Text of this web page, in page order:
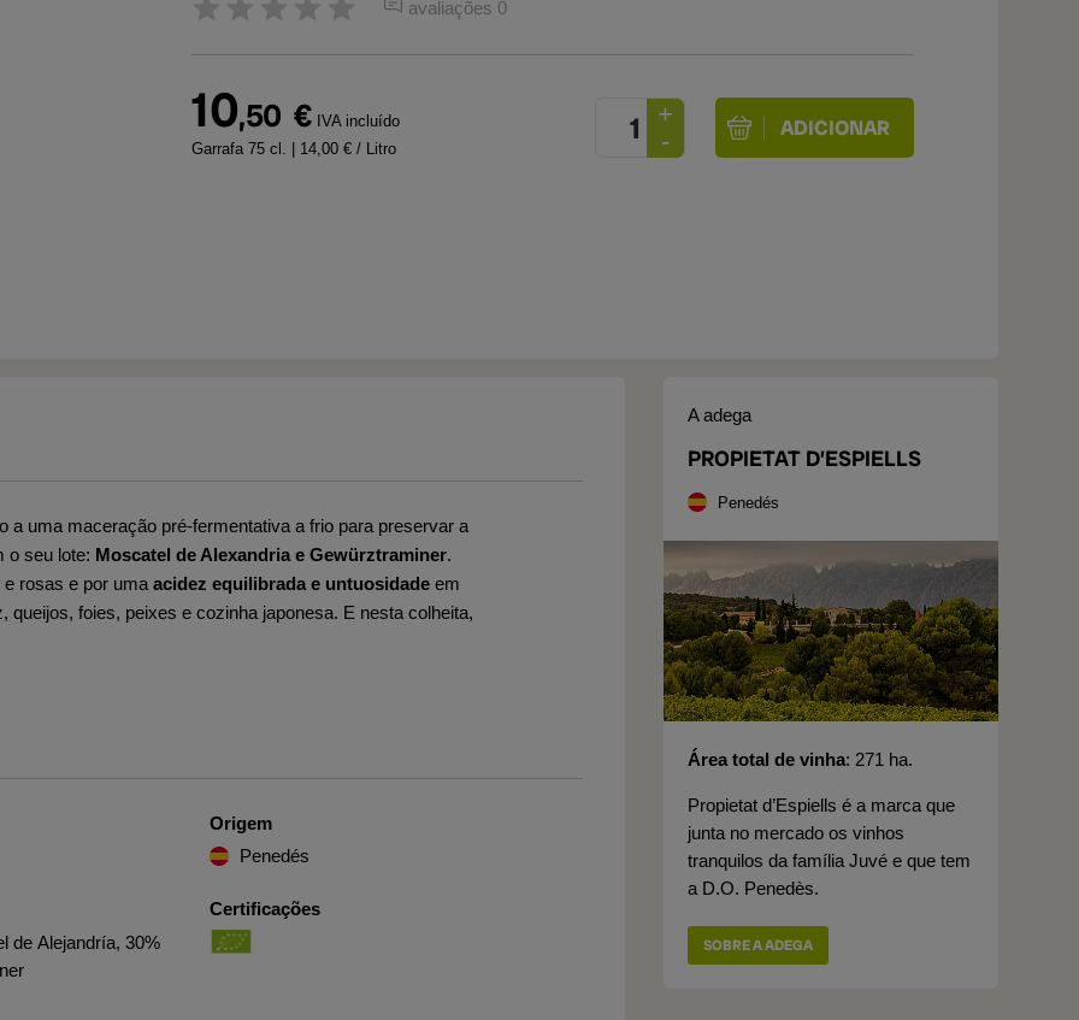
avaliações 0
10,50 € IVA incluído
Garrafa 75 cl.
| 14,00 € / Litro
a uma maceração pré-fermentativa a frio para preservar a
o seu lote: Moscatel de Alexandria e Gewürztraminer.
rosas e por uma acidez equilibrada e untuosidade em
queijos, foies, peixes e cozinha japonesa. E nesta colheita,
de Alejandría, 30%
Origem
Penedés
Certificações
A adega
PROPIETAT D’ESPIELLS
Penedés
Área total de vinha 271 ha.
Propietat d’Espiells é a marca que
junta no mercado os vinhos
tranquilos da família Juvé e que tem
a D.O. Penedès.
SOBRE A ADEGA